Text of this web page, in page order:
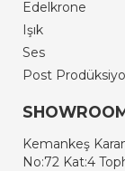
Edelkrone
Işık
Ses
Post
Kemankeş
No:72 Kat:4